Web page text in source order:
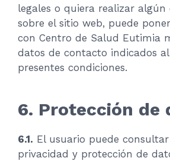
legales o quiera realizar algún
sobre el sitio web, puede
con Centro de Salud Eutimia
datos de contacto indicados
presentes condiciones.
6. Protección de
6.1. El usuario puede
privacidad y protección de